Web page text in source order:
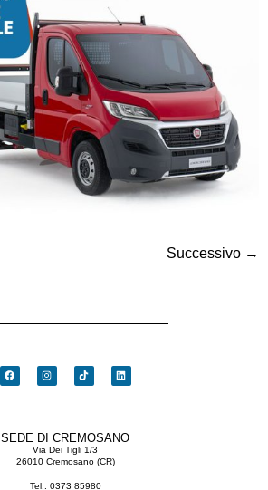
Successivo →
SEDE DI CREMOSANO
Via Dei Tigli 1/3
26010 Cremosano (CR)
Tel.: 0373 85980